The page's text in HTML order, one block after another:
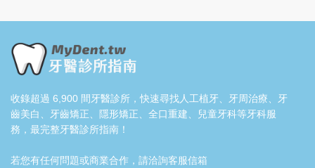
收錄超過 6,900 間牙醫診所，快速尋找人工植牙、牙周治療、牙
齒美白、牙齒矯正、隱形矯正、全口重建、兒童牙科等牙科服
務，最完整牙醫診所指南！
若您有任何問題或商業合作，請洽詢客服信箱